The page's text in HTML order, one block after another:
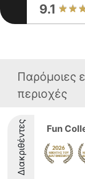
9.1
Παρόμοιες
περιοχές
Διακριθέντες Fun